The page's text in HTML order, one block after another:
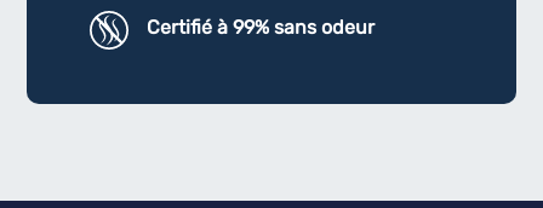
Certifié à 99% sans odeur